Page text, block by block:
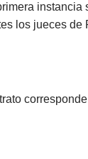
instancia
los jueces de